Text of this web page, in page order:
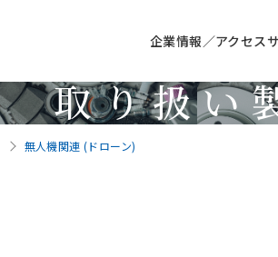
企業情報／アクセス
取り扱い
無人機関連 (ドローン)